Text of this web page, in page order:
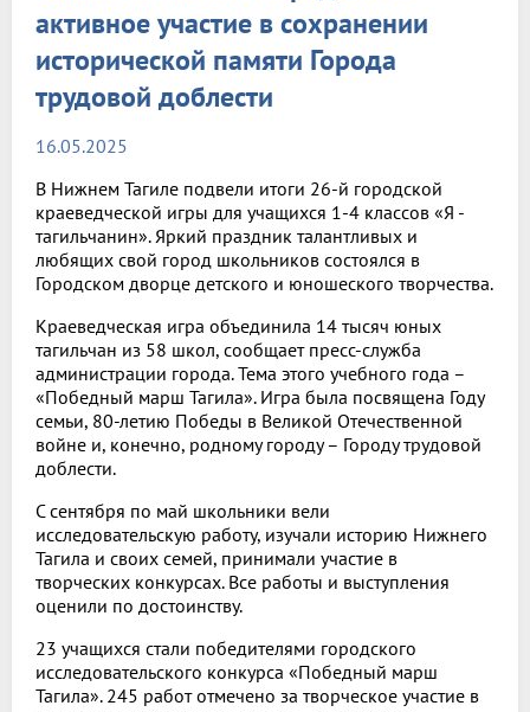
активное участие в сохранении
исторической памяти Города
трудовой доблести
16.05.2025
В Нижнем Тагиле подвели итоги 26-й городской
краеведческой игры для учащихся 1-4 классов «Я -
тагильчанин». Яркий праздник талантливых и
любящих свой город школьников состоялся в
Городском дворце детского и юношеского творчества.
Краеведческая игра объединила 14 тысяч юных
тагильчан из 58 школ, сообщает пресс-служба
администрации города. Тема этого учебного года –
«Победный марш Тагила». Игра была посвящена Году
семьи, 80-летию Победы в Великой Отечественной
войне и, конечно, родному городу – Городу трудовой
доблести.
С сентября по май школьники вели
исследовательскую работу, изучали историю Нижнего
Тагила и своих семей, принимали участие в
творческих конкурсах. Все работы и выступления
оценили по достоинству.
23 учащихся стали победителями городского
исследовательского конкурса «Победный марш
Тагила». 245 работ отмечено за творческое участие в